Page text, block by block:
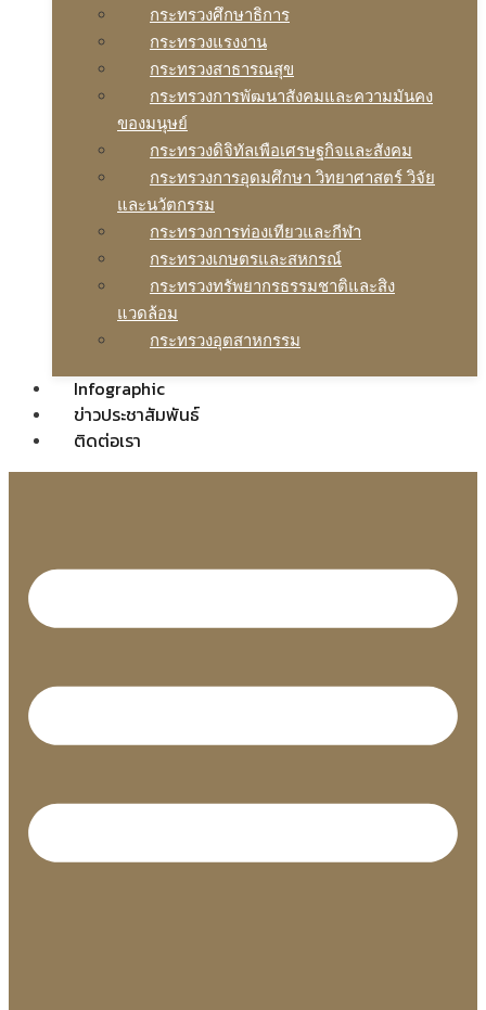
กระทรวงศึกษาธิการ
กระทรวงแรงงาน
กระทรวงสาธารณสุข
กระทรวงการพัฒนาสังคมและความมันคง
ของมนุษย์
กระทรวงดิจิทัลเพือเศรษฐกิจและสังคม
กระทรวงการอุดมศึกษา วิทยาศาสตร์ วิจัย
และนวัตกรรม
กระทรวงการท่องเทียวและกีฬา
กระทรวงเกษตรและสหกรณ์
กระทรวงทรัพยากรธรรมชาติและสิง
แวดล้อม
กระทรวงอุตสาหกรรม
Infographic
ข่าวประชาสัมพันธ์
ติดต่อเรา